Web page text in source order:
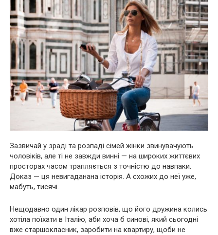
Зазвичай у зраді та розпаді сімей жінки звинувачують
чоловіків, але ті не завжди винні — на широких життєвих
просторах часом трапляється з точністю до навпаки.
Доказ — ця невигаданана історія. А схожих до неї уже,
мабуть, тисячі.
Нещодавно один лікар розповів, що його дружина колись
хотіла поїхати в Італію, аби хоча б синові, який сьогодні
вже старшокласник, заробити на квартиру, щоби не